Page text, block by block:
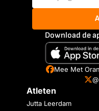
Download de
Mee Met
Atleten
Jutta Leerdam